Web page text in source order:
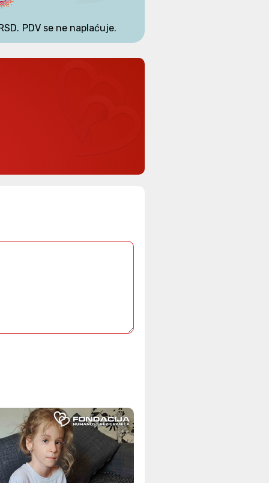
PDV se ne naplaćuje.